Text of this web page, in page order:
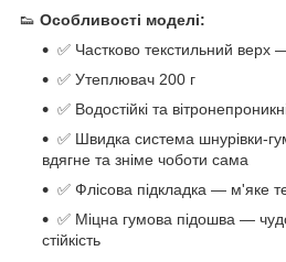
👟 Особливості моделі:
✅ Частково текстильний верх —
✅ Утеплювач 200 г
✅ Водостійкі та
✅ Швидка система шнурівки-
вдягне та зніме чоботи сама
✅ Флісова підкладка — м'яке
✅ Міцна гумова підошва —
стійкість